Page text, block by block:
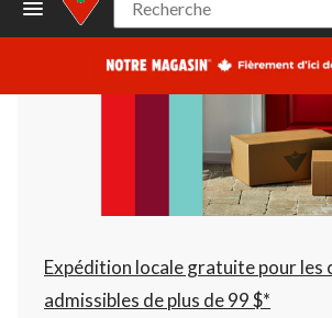
Leduc,
AB,
courament
Fermeture
à
22:00
cliquer
pour
changer
Recherche
Expédition locale gratuite pour les
admissibles de plus de 99 $*